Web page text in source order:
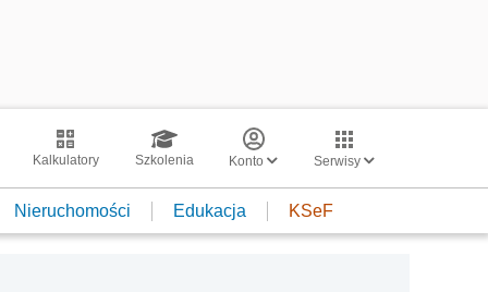
Kalkulatory Szkolenia Konto Serwisy
Nieruchomości Edukacja KSeF